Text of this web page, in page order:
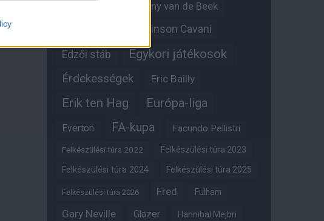
Donny van de Beek
Edinson Cavani
Edzői stáb Egykori játékosok
Érdekességek Eric Bailly
Erik ten Hag Európa-liga
Everton FA-kupa Facundo Pellistri
Felkészülési túra 2022 Felkészülési túra 2023
Felkészülési túra 2024 Felkészülési túra 2025
Felkészülési túra 2026 Fred Fulham
Gary Neville Glazer Hannibal Mejbri